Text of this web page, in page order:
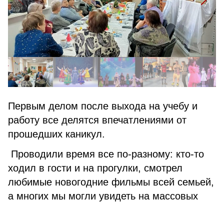
Первым делом после выхода на учебу и
работу все делятся впечатлениями от
прошедших каникул.
Проводили время все по-разному: кто-то
ходил в гости и на прогулки, смотрел
любимые новогодние фильмы всей семьей,
а многих мы могли увидеть на массовых